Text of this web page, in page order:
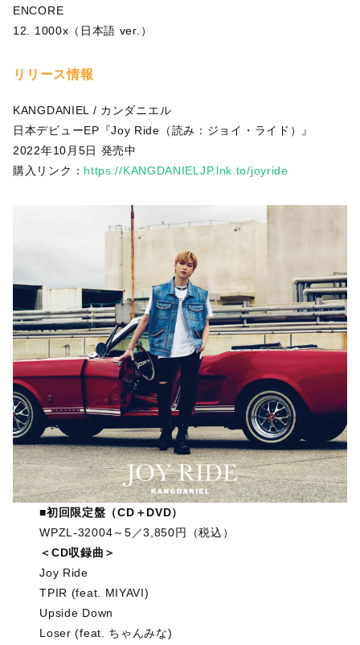
ENCORE
12. 1000x（日本語 ver.）
リリース情報
KANGDANIEL / カンダニエル
日本デビューEP『Joy Ride（読み：ジョイ・ライド）』
2022年10月5日 発売中
購入リンク： https://KANGDANIELJP.lnk.to/joyride
■初回限定盤（CD＋DVD）
WPZL-32004～5／3,850円（税込）
＜CD収録曲＞
Joy Ride
TPIR (feat. MIYAVI)
Upside Down
Loser (feat. ちゃんみな)